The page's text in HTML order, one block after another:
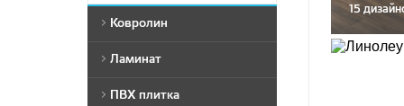
Ковролин
Шегги/Фризе
Нева Тафт
Одноуровневый
Ламинат
Tarkett
ПВХ плитка
15